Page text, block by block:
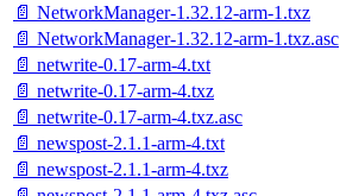
📄 NetworkManager-1.32.12-arm-1.txz
📄 NetworkManager-1.32.12-arm-1.txz.asc
📄 netwrite-0.17-arm-4.txt
📄 netwrite-0.17-arm-4.txz
📄 netwrite-0.17-arm-4.txz.asc
📄 newspost-2.1.1-arm-4.txt
📄 newspost-2.1.1-arm-4.txz